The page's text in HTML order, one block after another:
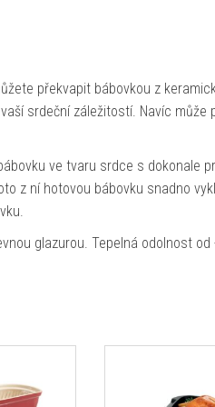
překvapit bábovkou z
srdeční záležitostí. Navíc může
ve tvaru srdce s dokonale
z ní hotovou bábovku snadno
glazurou. Tepelná odolnost od